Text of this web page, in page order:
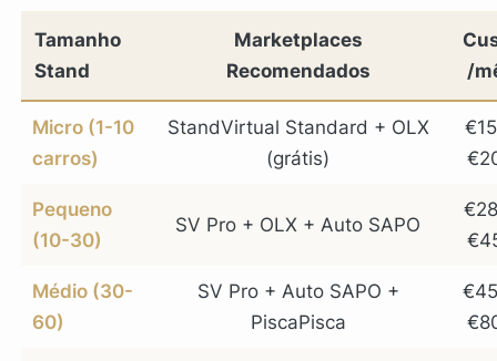
Tamanho
Stand
Marketplaces
Recomendados
/
Micro (1-10
carros)
StandVirtual Standard + OLX
(grátis)
Pequeno
(10-30)
SV Pro + OLX + Auto SAPO
Médio (30-
60)
SV Pro + Auto SAPO +
PiscaPisca